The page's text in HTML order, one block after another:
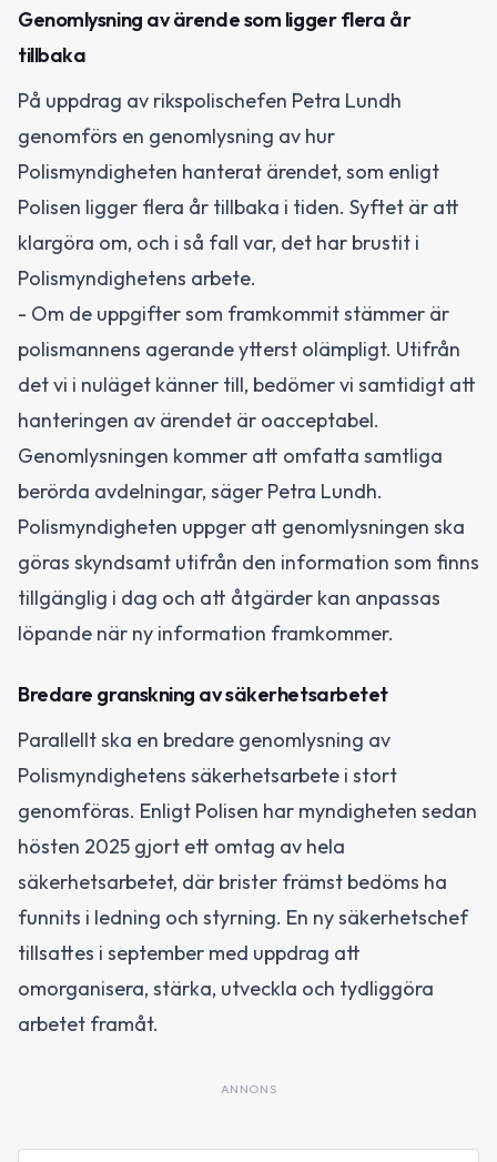
Genomlysning av ärende som ligger flera år
tillbaka
På uppdrag av rikspolischefen Petra Lundh
genomförs en genomlysning av hur
Polismyndigheten hanterat ärendet, som enligt
Polisen ligger flera år tillbaka i tiden. Syftet är att
klargöra om, och i så fall var, det har brustit i
Polismyndighetens arbete.
- Om de uppgifter som framkommit stämmer är
polismannens agerande ytterst olämpligt. Utifrån
det vi i nuläget känner till, bedömer vi samtidigt att
hanteringen av ärendet är oacceptabel.
Genomlysningen kommer att omfatta samtliga
berörda avdelningar, säger Petra Lundh.
Polismyndigheten uppger att genomlysningen ska
göras skyndsamt utifrån den information som finns
tillgänglig i dag och att åtgärder kan anpassas
löpande när ny information framkommer.
Bredare granskning av säkerhetsarbetet
Parallellt ska en bredare genomlysning av
Polismyndighetens säkerhetsarbete i stort
genomföras. Enligt Polisen har myndigheten sedan
hösten 2025 gjort ett omtag av hela
säkerhetsarbetet, där brister främst bedöms ha
funnits i ledning och styrning. En ny säkerhetschef
tillsattes i september med uppdrag att
omorganisera, stärka, utveckla och tydliggöra
arbetet framåt.
ANNONS